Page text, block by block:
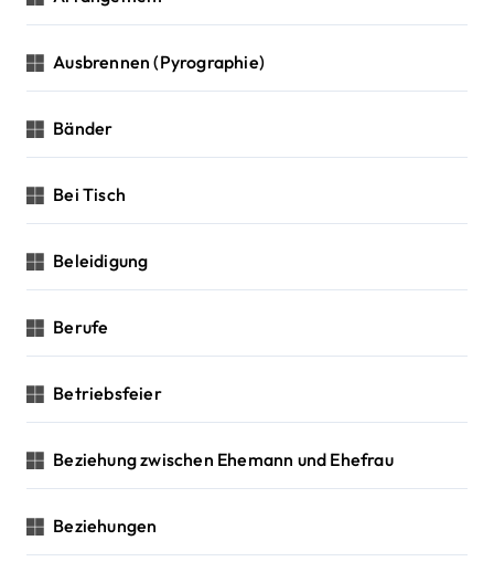
Ausbrennen (Pyrographie)
Bänder
Bei Tisch
Beleidigung
Berufe
Betriebsfeier
Beziehung zwischen Ehemann und Ehefrau
Beziehungen